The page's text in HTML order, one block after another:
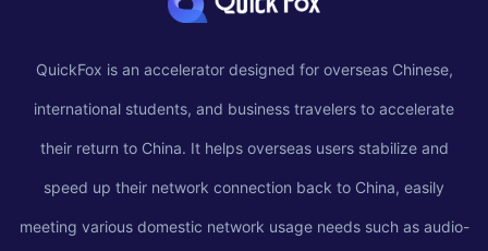
QuickFox is an accelerator designed for overseas Chinese,
international students, and business travelers to accelerate
their return to China. It helps overseas users stabilize and
speed up their network connection back to China, easily
meeting various domestic network usage needs such as audio-